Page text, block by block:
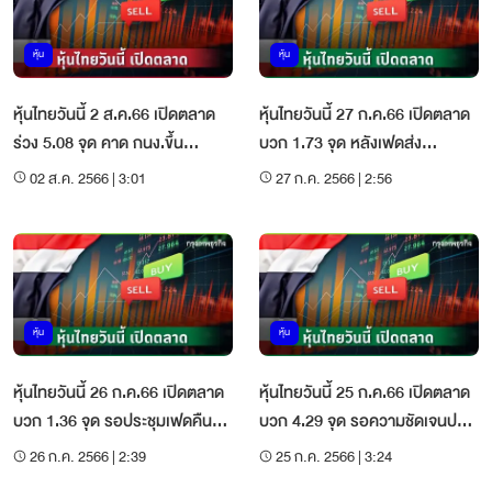
หุ้น
หุ้นไทยวันนี้ 2 ส.ค.66 เปิดตลาด
ร่วง 5.08 จุด คาด กนง.ขึ้น
ดอกเบี้ยกดดันดัชนี
02 ส.ค. 2566 | 3:01
หุ้น
หุ้นไทยวันนี้ 27 ก.ค.66 เปิดตลาด
บวก 1.73 จุด หลังเฟดส่ง
สัญญาณขึ้นดอกเบี้ยต่อ
27 ก.ค. 2566 | 2:56
หุ้น
หุ้นไทยวันนี้ 26 ก.ค.66 เปิดตลาด
บวก 1.36 จุด รอประชุมเฟดคืนนี้-
การเมืองกดดัน
26 ก.ค. 2566 | 2:39
หุ้น
หุ้นไทยวันนี้ 25 ก.ค.66 เปิดตลาด
บวก 4.29 จุด รอความชัดเจนปม
โหวตนายกฯ
25 ก.ค. 2566 | 3:24